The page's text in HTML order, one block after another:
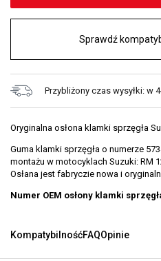
Sprawdź
Przybliżony czas wysyłki: w
Oryginalna osłona klamki sprzęgła
Guma klamki sprzęgła o numerze
montażu w motocyklach Suzuki: RM
Osłana jest fabryczie nowa i
Numer OEM osłony klamki
KompatybilnośćFAQOpinie